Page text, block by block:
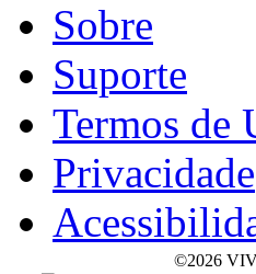
Sobre
Suporte
Termos de
Privacidade
©2026